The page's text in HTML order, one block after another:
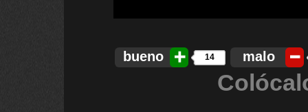
bueno 14 malo